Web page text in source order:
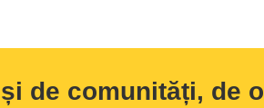
de comunități, de o